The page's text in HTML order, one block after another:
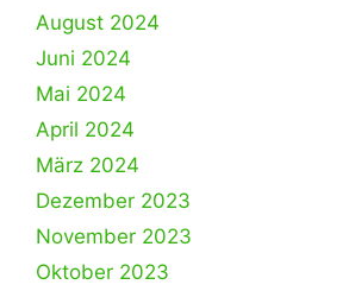
August 2024
Juni 2024
Mai 2024
April 2024
März 2024
Dezember 2023
November 2023
Oktober 2023